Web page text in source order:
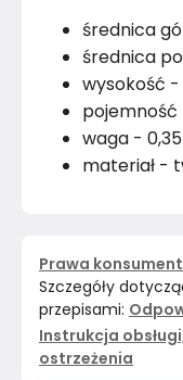
średnica
średnica
wysokość
pojemność
waga -
materiał -
Prawa
Szczegóły
przepisami:
Instrukcja
ostrzeżenia